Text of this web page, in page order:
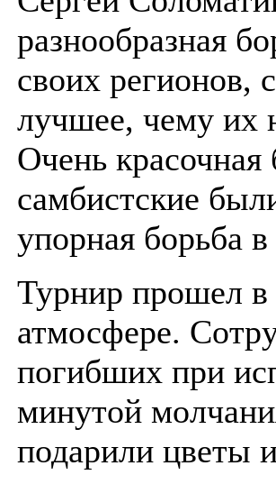
разнообразная
своих регионов,
лучшее, чему их
Очень красочная
самбистские
упорная борьба в
Турнир прошел в
атмосфере.
погибших при
минутой
подарили цветы